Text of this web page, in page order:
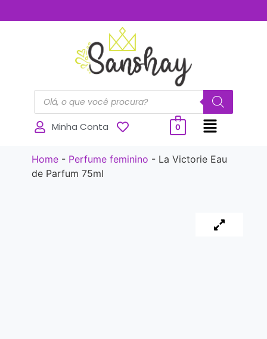
Minha Conta 0
Home- Perfume feminino - La Victorie Eau
de Parfum 75ml